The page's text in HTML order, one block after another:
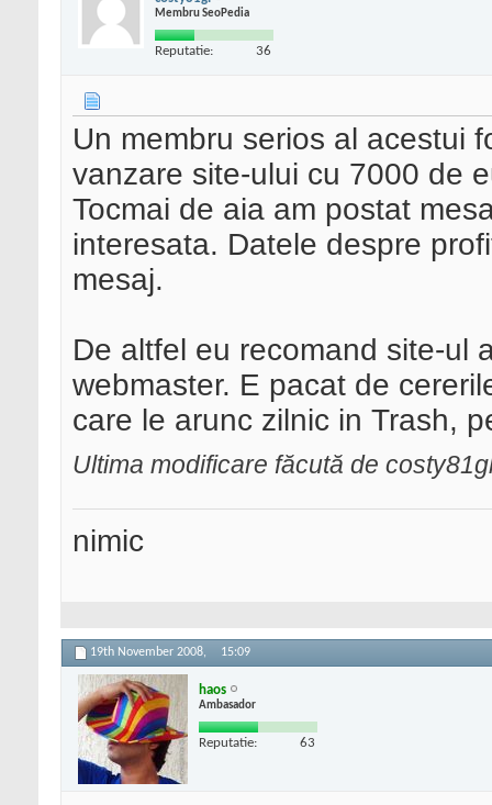
Membru SeoPedia
Reputatie: 36
Un membru serios al acestui
vanzare site-ului cu 7000 de
Tocmai de aia am postat
interesata. Datele despre
mesaj.
De altfel eu recomand site-ul
webmaster. E pacat de
care le arunc zilnic in Trash,
Ultima modificare făcută de
nimic
19th November 2008, 15:09
haos
Ambasador
Reputatie: 63